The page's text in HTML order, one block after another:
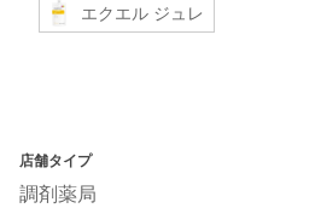
エクエル ジュレ
店舗タイプ
調剤薬局